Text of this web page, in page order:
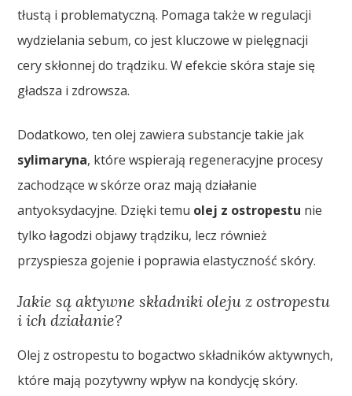
tłustą i problematyczną. Pomaga także w regulacji
wydzielania sebum, co jest kluczowe w pielęgnacji
cery skłonnej do trądziku. W efekcie skóra staje się
gładsza i zdrowsza.
Dodatkowo, ten olej zawiera substancje takie jak
sylimaryna, które wspierają regeneracyjne procesy
zachodzące w skórze oraz mają działanie
antyoksydacyjne. Dzięki temu olej z ostropestu nie
tylko łagodzi objawy trądziku, lecz również
przyspiesza gojenie i poprawia elastyczność skóry.
Jakie są aktywne składniki oleju z ostropestu
i ich działanie?
Olej z ostropestu to bogactwo składników aktywnych,
które mają pozytywny wpływ na kondycję skóry.